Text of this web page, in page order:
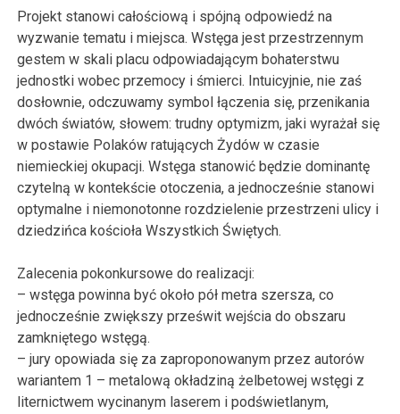
Projekt stanowi całościową i spójną odpowiedź na
wyzwanie tematu i miejsca. Wstęga jest przestrzennym
gestem w skali placu odpowiadającym bohaterstwu
jednostki wobec przemocy i śmierci. Intuicyjnie, nie zaś
dosłownie, odczuwamy symbol łączenia się, przenikania
dwóch światów, słowem: trudny optymizm, jaki wyrażał się
w postawie Polaków ratujących Żydów w czasie
niemieckiej okupacji. Wstęga stanowić będzie dominantę
czytelną w kontekście otoczenia, a jednocześnie stanowi
optymalne i niemonotonne rozdzielenie przestrzeni ulicy i
dziedzińca kościoła Wszystkich Świętych.
Zalecenia pokonkursowe do realizacji:
– wstęga powinna być około pół metra szersza, co
jednocześnie zwiększy prześwit wejścia do obszaru
zamkniętego wstęgą.
– jury opowiada się za zaproponowanym przez autorów
wariantem 1 – metalową okładziną żelbetowej wstęgi z
liternictwem wycinanym laserem i podświetlanym,